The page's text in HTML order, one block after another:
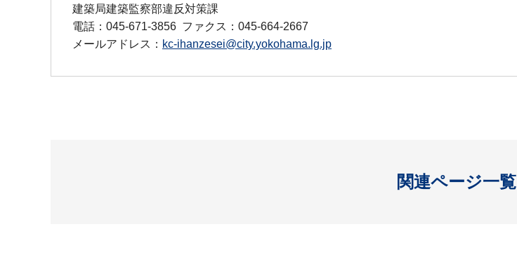
建築局建築監察部違反対策課
電話：045-671-3856 ファクス：045-664-2667
メールアドレス： kc-ihanzesei@city.yokohama.lg.jp
関連ページ一覧
開く